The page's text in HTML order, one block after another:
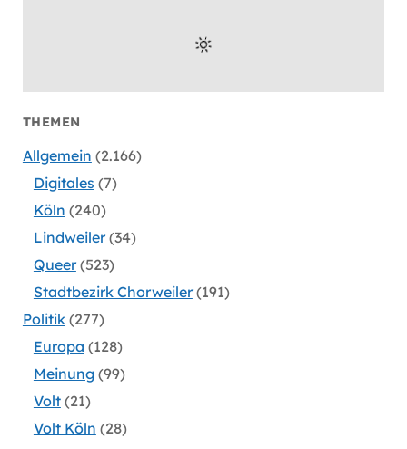
THEMEN
Allgemein (2.166)
Digitales (7)
Köln (240)
Lindweiler(34)
Queer(523)
Stadtbezirk Chorweiler(191)
Politik(277)
Europa (128)
Meinung(99)
Volt(21)
Volt Köln (28)